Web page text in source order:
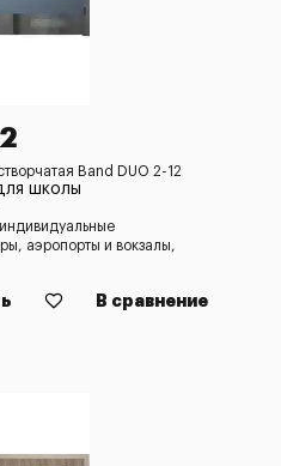
Band DUO 2-12
школы
аэропорты и вокзалы,
В сравнение